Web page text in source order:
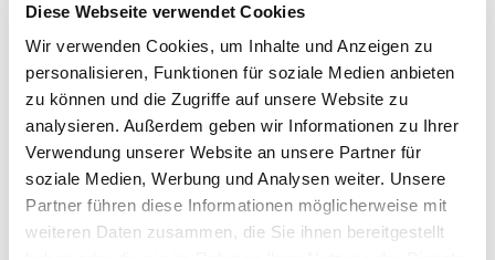
Diese Webseite verwendet Cookies
Wir verwenden Cookies, um Inhalte und Anzeigen zu
personalisieren, Funktionen für soziale Medien anbieten
zu können und die Zugriffe auf unsere Website zu
analysieren. Außerdem geben wir Informationen zu Ihrer
Verwendung unserer Website an unsere Partner für
soziale Medien, Werbung und Analysen weiter. Unsere
Partner führen diese Informationen möglicherweise mit
weiteren Daten zusammen, die Sie ihnen bereitgestellt
Stimmung in das Zuhause der Beschenkten und wird noch
viele Weihnachtsfeste zu einem unvergesslichen Erlebnis
machen.
Hersteller/Importeur
G. Wurm GmbH + Co. KG
August-Horch Str. 17